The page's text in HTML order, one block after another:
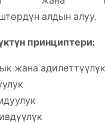
алдын алуу.
принциптери:
жана адилеттүүлүк